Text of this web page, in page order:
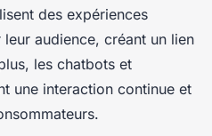
des expériences
audience, créant un lien
les chatbots et
une interaction continue et